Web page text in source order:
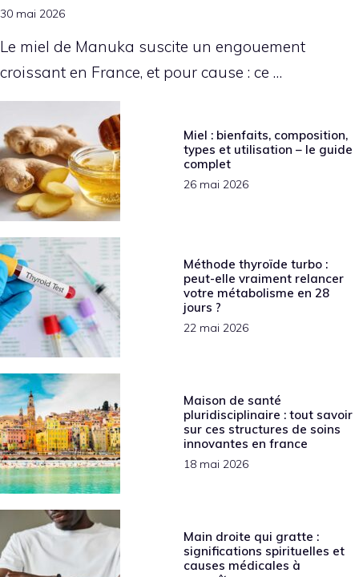
30 mai 2026
Le miel de Manuka suscite un engouement
croissant en France, et pour cause : ce …
Miel : bienfaits, composition,
types et utilisation – le guide
complet
26 mai 2026
Méthode thyroïde turbo :
peut-elle vraiment relancer
votre métabolisme en 28
jours ?
22 mai 2026
Maison de santé
pluridisciplinaire : tout savoir
sur ces structures de soins
innovantes en france
18 mai 2026
Main droite qui gratte :
significations spirituelles et
causes médicales à